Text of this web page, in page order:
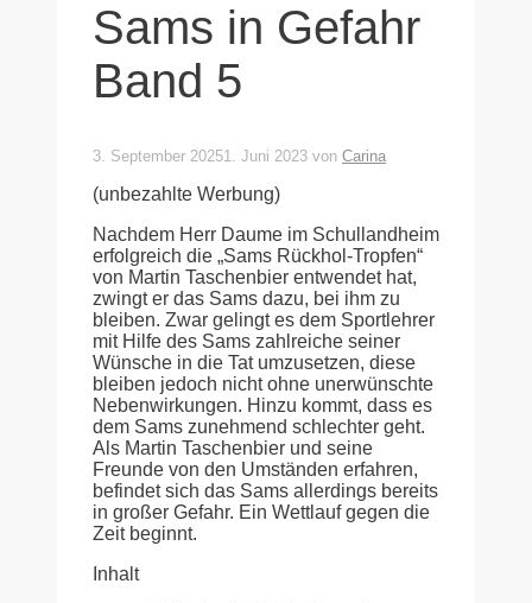
Sams in Gefahr
Band 5
3. September 20251. Juni 2023 von Carina
(unbezahlte Werbung)
Nachdem Herr Daume im Schullandheim
erfolgreich die „Sams Rückhol-Tropfen“
von Martin Taschenbier entwendet hat,
zwingt er das Sams dazu, bei ihm zu
bleiben. Zwar gelingt es dem Sportlehrer
mit Hilfe des Sams zahlreiche seiner
Wünsche in die Tat umzusetzen, diese
bleiben jedoch nicht ohne unerwünschte
Nebenwirkungen. Hinzu kommt, dass es
dem Sams zunehmend schlechter geht.
Als Martin Taschenbier und seine
Freunde von den Umständen erfahren,
befindet sich das Sams allerdings bereits
in großer Gefahr. Ein Wettlauf gegen die
Zeit beginnt.
Inhalt